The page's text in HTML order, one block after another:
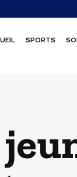
SPORTS